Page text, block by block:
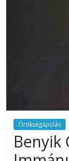
Örökségápolás
Benyik